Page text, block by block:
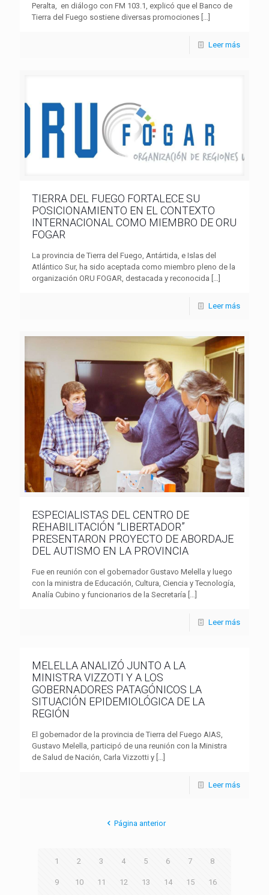
Peralta, en diálogo con FM 103.1, explicó que el Banco de
Tierra del Fuego sostiene diversas promociones
Leer más
TIERRA DEL FUEGO FORTALECE SU
POSICIONAMIENTO EN EL CONTEXTO
INTERNACIONAL COMO MIEMBRO DE ORU
FOGAR
La provincia de Tierra del Fuego, Antártida, e Islas del
Atlántico Sur, ha sido aceptada como miembro pleno de la
organización ORU FOGAR, destacada y reconocida […]
Leer más
ESPECIALISTAS DEL CENTRO DE
REHABILITACIÓN “LIBERTADOR”
PRESENTARON PROYECTO DE ABORDAJE
DEL AUTISMO EN LA PROVINCIA
Fue en reunión con el gobernador Gustavo Melella y luego
con la ministra de Educación, Cultura, Ciencia y Tecnología,
Analía Cubino y funcionarios de la Secretaría […]
Leer más
MELELLA ANALIZÓ JUNTO A LA
MINISTRA VIZZOTI Y A LOS
GOBERNADORES PATAGÓNICOS LA
SITUACIÓN EPIDEMIOLÓGICA DE LA
REGIÓN
El gobernador de la provincia de Tierra del Fuego AIAS,
Gustavo Melella, participó de una reunión con la Ministra
de Salud de Nación, Carla Vizzotti y […]
Leer más
Página anterior
1 2 3 4 5 6 7 8
9 10 11 12 13 14 15 16